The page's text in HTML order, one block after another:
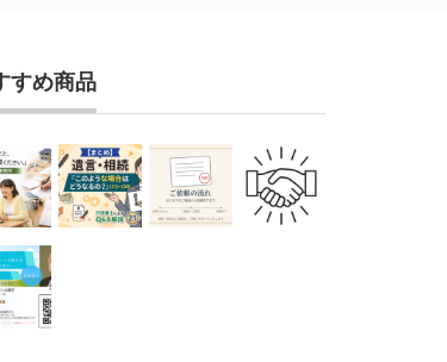
すめ商品